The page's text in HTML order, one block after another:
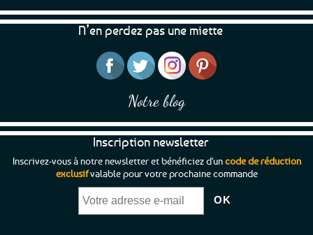
N’en perdez pas une miette
Notre blog
Inscription newsletter
Inscrivez-vous à notre newsletter et bénéficiez d'uncode de réduction
exclusifvalable pour votre prochaine commande